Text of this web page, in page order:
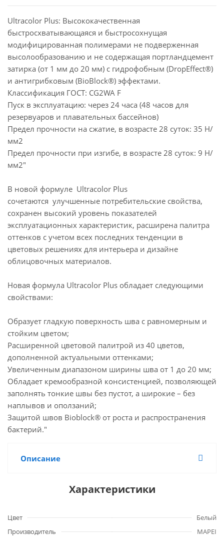
Ultracolor Plus: Высококачественная
быстросхватывающаяся и быстросохнущая
модифицированная полимерами не подверженная
высолообразованию и не содержащая портландцемент
затирка (от 1 мм до 20 мм) с гидрофобным (DropEffect®)
и антигрибковым (BioBlock®) эффектами.
Классификация ГОСТ: CG2WA F
Пуск в эксплуатацию: через 24 часа (48 часов для
резервуаров и плавательных бассейнов)
Предел прочности на сжатие, в возрасте 28 суток: 35 Н/
мм2
Предел прочности при изгибе, в возрасте 28 суток: 9 Н/
мм2"
В новой формуле Ultracolor Plus
сочетаются улучшенные потребительские свойства,
сохранен высокий уровень показателей
эксплуатационных характеристик, расширена палитра
оттенков с учетом всех последних тенденции в
цветовых решениях для интерьера и дизайне
облицовочных материалов.
Новая формула Ultracolor Plus обладает следующими
свойствами:
Образует гладкую поверхность шва с равномерным и
стойким цветом;
Расширенной цветовой палитрой из 40 цветов,
дополненной актуальными оттенками;
Увеличенным диапазоном ширины шва от 1 до 20 мм;
Обладает кремообразной консистенцией, позволяющей
заполнять тонкие швы без пустот, а широкие – без
наплывов и оползаний;
Защитой швов Bioblock® от роста и распространения
бактерий."
Описание
Характеристики
Цвет
Белый
Производитель
MAPEI